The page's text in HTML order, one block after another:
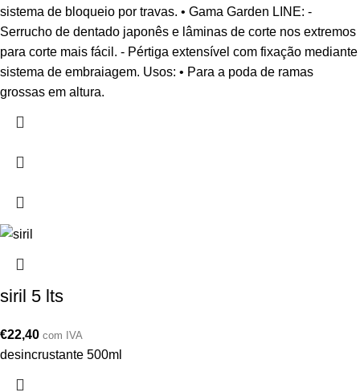
sistema de bloqueio por travas. • Gama Garden LINE: -
Serrucho de dentado japonês e lâminas de corte nos extremos
para corte mais fácil. - Pértiga extensível com fixação mediante
sistema de embraiagem. Usos: • Para a poda de ramas
grossas em altura.
siril 5 lts
€22,40 com IVA
desincrustante 500ml